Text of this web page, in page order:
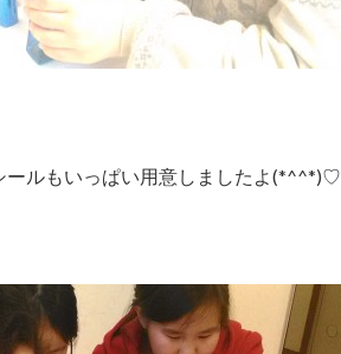
ールもいっぱい用意しましたよ(*^^*)♡